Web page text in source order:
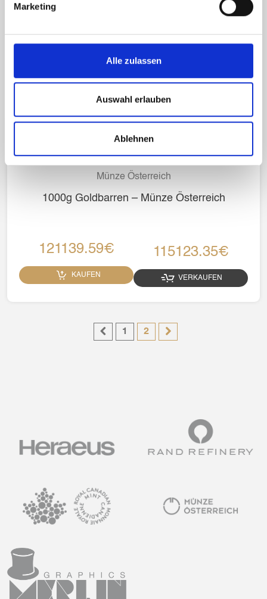
Marketing
Alle zulassen
Auswahl erlauben
Ablehnen
VERKAUFEN
Münze Österreich
1000g Goldbarren – Münze Österreich
121139.59€
KAUFEN
115123.35€
VERKAUFEN
1 2